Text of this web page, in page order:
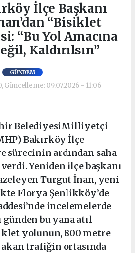
İlçe Başkanı
“Bisiklet
“Bu Yol Amacına
Kaldırılsın”
GÜNDEM
Güncelleme: 09.07.2026 - 11:06
BelediyesiMilliyetçi
Bakırköy İlçe
sürecinin ardından saha
verdi. Yeniden ilçe başkanı
Turgut İnan, yeni
Florya Şenlikköy’de
incelemelerde
günden bu yana atıl
yolunun, 800 metre
trafiğin ortasında